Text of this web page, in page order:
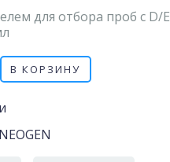
для отбора проб c D/E
В КОРЗИНУ
NEOGEN